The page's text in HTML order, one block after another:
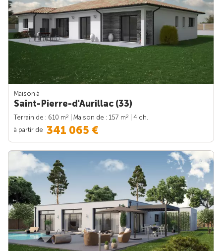
Maison à
Saint-Pierre-d'Aurillac (33)
Terrain de : 610 m2 | Maison de : 157 m2
| 4 ch.
à partir de 341 065 €